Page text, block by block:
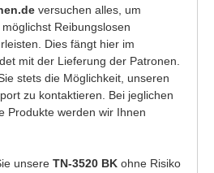
versuchen alles, um
Reibungslosen
Dies fängt hier im
mit der Lieferung der Patronen.
stets die Möglichkeit, unseren
zu kontaktieren. Bei jeglichen
Produkte werden wir Ihnen
unsere TN-3520 BK ohne Risiko